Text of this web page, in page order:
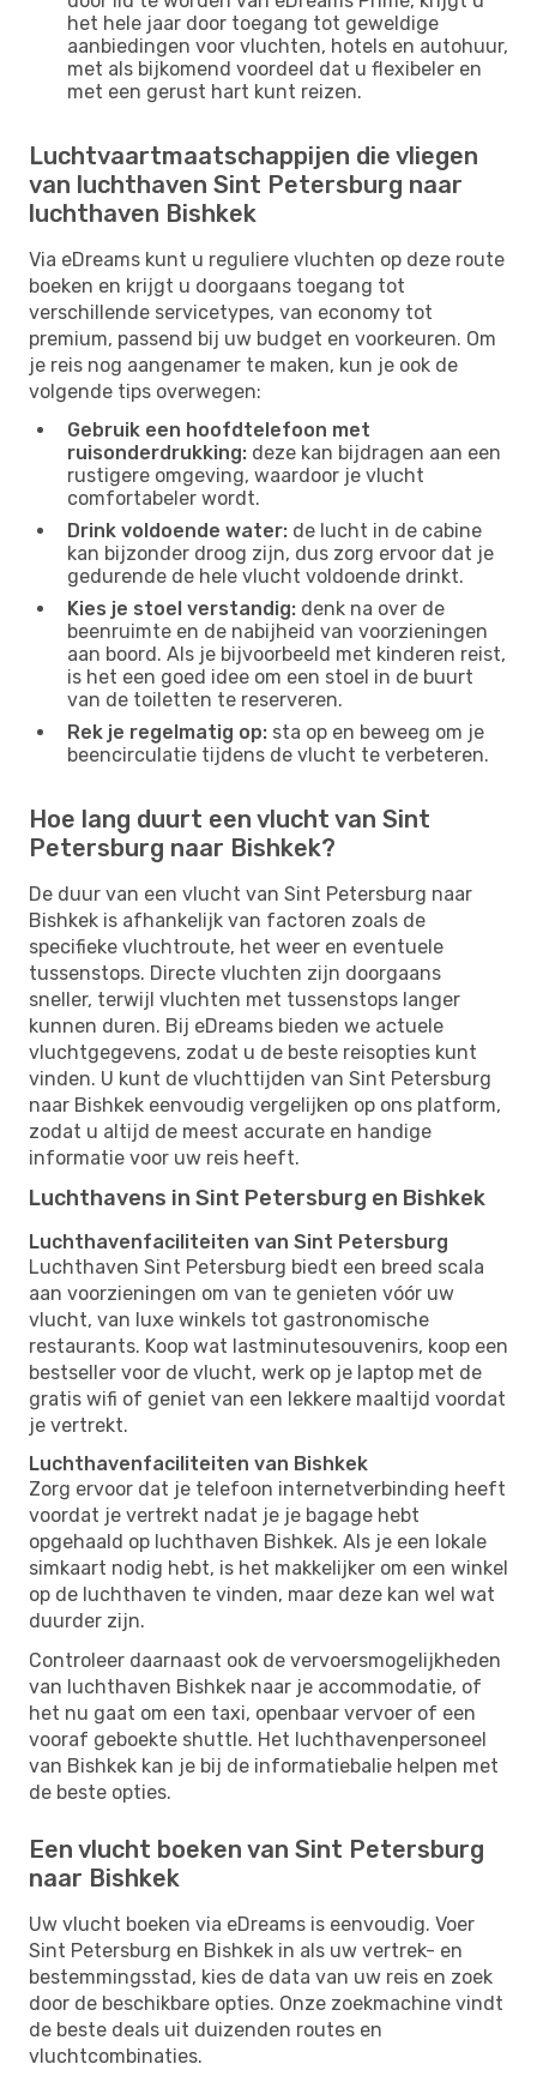
het hele jaar door toegang tot geweldige
aanbiedingen voor vluchten, hotels en autohuur,
met als bijkomend voordeel dat u flexibeler en
met een gerust hart kunt reizen.
Luchtvaartmaatschappijen die vliegen
van luchthaven Sint Petersburg naar
luchthaven Bishkek
Via eDreams kunt u reguliere vluchten op deze route
boeken en krijgt u doorgaans toegang tot
verschillende servicetypes, van economy tot
premium, passend bij uw budget en voorkeuren. Om
je reis nog aangenamer te maken, kun je ook de
volgende tips overwegen:
Gebruik een hoofdtelefoon met
ruisonderdrukking: deze kan bijdragen aan een
rustigere omgeving, waardoor je vlucht
comfortabeler wordt.
Drink voldoende water: de lucht in de cabine
kan bijzonder droog zijn, dus zorg ervoor dat je
gedurende de hele vlucht voldoende drinkt.
Kies je stoel verstandig: denk na over de
beenruimte en de nabijheid van voorzieningen
aan boord. Als je bijvoorbeeld met kinderen reist,
is het een goed idee om een ​​stoel in de buurt
van de toiletten te reserveren.
Rek je regelmatig op: sta op en beweeg om je
beencirculatie tijdens de vlucht te verbeteren.
Hoe lang duurt een vlucht van Sint
Petersburg naar Bishkek?
De duur van een vlucht van Sint Petersburg naar
Bishkek is afhankelijk van factoren zoals de
specifieke vluchtroute, het weer en eventuele
tussenstops. Directe vluchten zijn doorgaans
sneller, terwijl vluchten met tussenstops langer
kunnen duren. Bij eDreams bieden we actuele
vluchtgegevens, zodat u de beste reisopties kunt
vinden. U kunt de vluchttijden van Sint Petersburg
naar Bishkek eenvoudig vergelijken op ons platform,
zodat u altijd de meest accurate en handige
informatie voor uw reis heeft.
Luchthavens in Sint Petersburg en Bishkek
Luchthavenfaciliteiten van Sint Petersburg
Luchthaven Sint Petersburg biedt een breed scala
aan voorzieningen om van te genieten vóór uw
vlucht, van luxe winkels tot gastronomische
restaurants. Koop wat lastminutesouvenirs, koop een
bestseller voor de vlucht, werk op je laptop met de
gratis wifi of geniet van een lekkere maaltijd voordat
je vertrekt.
Luchthavenfaciliteiten van Bishkek
Zorg ervoor dat je telefoon internetverbinding heeft
voordat je vertrekt nadat je je bagage hebt
opgehaald op luchthaven Bishkek. Als je een lokale
simkaart nodig hebt, is het makkelijker om een ​​winkel
op de luchthaven te vinden, maar deze kan wel wat
duurder zijn.
Controleer daarnaast ook de vervoersmogelijkheden
van luchthaven Bishkek naar je accommodatie, of
het nu gaat om een ​​taxi, openbaar vervoer of een
vooraf geboekte shuttle. Het luchthavenpersoneel
van Bishkek kan je bij de informatiebalie helpen met
de beste opties.
Een vlucht boeken van Sint Petersburg
naar Bishkek
Uw vlucht boeken via eDreams is eenvoudig. Voer
Sint Petersburg en Bishkek in als uw vertrek- en
bestemmingsstad, kies de data van uw reis en zoek
door de beschikbare opties. Onze zoekmachine vindt
de beste deals uit duizenden routes en
vluchtcombinaties.